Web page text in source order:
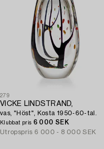
279
VICKE LINDSTRAND,
vas, "Höst", Kosta 1950-60-tal.
Klubbat pris 6 000 SEK
Utropspris 6 000 - 8 000 SEK